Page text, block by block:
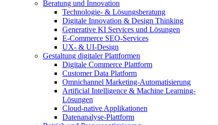
Beratung und Innovation
Technologie- & Lösungsberatung
Digitale Innovation & Design Thinking
Generative KI Services und Lösungen
E-Commerce SEO-Services
UX- & UI-Design
Gestaltung digitaler Plattformen
Digitale Commerce Plattform
Customer Data Platform
Omnichannel Marketing-Automatisierung
Artificial Intelligence & Machine Learning-
Lösungen
Cloud-native Applikationen
Datenanalyse-Plattform